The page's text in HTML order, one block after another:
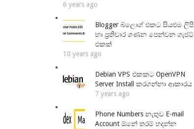
6 years ago
Blogger බ්ලොග් එකට සියළුම ලිපි
හා ප්‍රතිචාර ගණන පෙන්වන ගැජට්
එකක්
10 years ago
Debian VPS එකකට OpenVPN
Server Install කරගන්නා ආකාරය
7 years ago
Phone Numbers නැතුව E-mail
Account ඕනේ තරම් හදන්න